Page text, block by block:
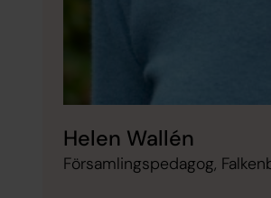
Helen Wallén
Församlingspedagog,